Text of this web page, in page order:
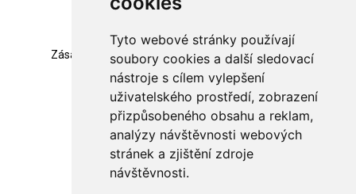
Tyto webové stránky používají
soubory cookies a další sledovací
nástroje s cílem vylepšení
uživatelského prostředí, zobrazení
přizpůsobeného obsahu a reklam,
analýzy návštěvnosti webových
stránek a zjištění zdroje
návštěvnosti.
Zásady zpracování souborů cookie Mapa stránek
Změna nastavení
© 2023 Česká arteterapeutická asociace
všechna práva vyhrazena
Made with
in Czech rep.